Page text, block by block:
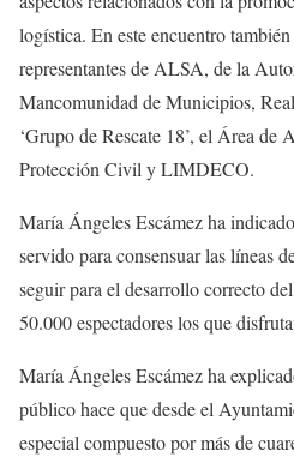
logística. En este encuentro
representantes de ALSA, de la
Mancomunidad de Municipios,
‘Grupo de Rescate 18’, el Área
Protección Civil y LIMDECO.
María Ángeles Escámez ha
servido para consensuar las líneas
seguir para el desarrollo correcto
50.000 espectadores los que
María Ángeles Escámez ha
público hace que desde el
especial compuesto por más de